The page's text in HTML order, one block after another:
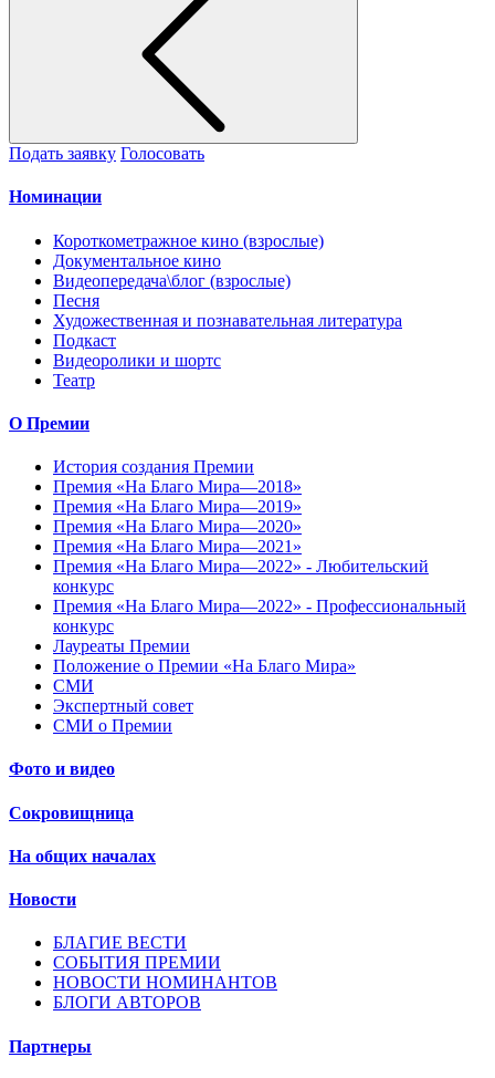
Подать заявку Голосовать
Номинации
Короткометражное кино (взрослые)
Документальное кино
Видеопередача\блог (взрослые)
Песня
Художественная и познавательная литература
Подкаст
Видеоролики и шортс
Театр
О Премии
История создания Премии
Премия «На Благо Мира—2018»
Премия «На Благо Мира—2019»
Премия «На Благо Мира—2020»
Премия «На Благо Мира—2021»
Премия «На Благо Мира—2022» - Любительский
конкурс
Премия «На Благо Мира—2022» - Профессиональный
конкурс
Лауреаты Премии
Положение о Премии «На Благо Мира»
СМИ
Экспертный совет
СМИ о Премии
Фото и видео
Сокровищница
На общих началах
Новости
БЛАГИЕ ВЕСТИ
СОБЫТИЯ ПРЕМИИ
НОВОСТИ НОМИНАНТОВ
БЛОГИ АВТОРОВ
Партнеры